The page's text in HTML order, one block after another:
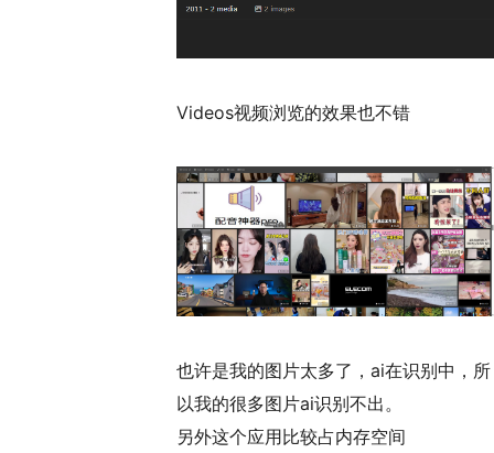
Videos视频浏览的效果也不错
也许是我的图片太多了，ai在识别中，所
以我的很多图片ai识别不出。
另外这个应用比较占内存空间